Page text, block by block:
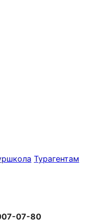
Турагентам
07-80